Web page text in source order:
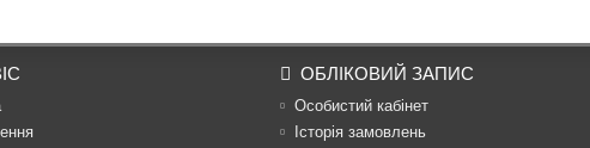
ОБЛІКОВИЙ ЗАПИС
Особистий кабінет
Історія замовлень